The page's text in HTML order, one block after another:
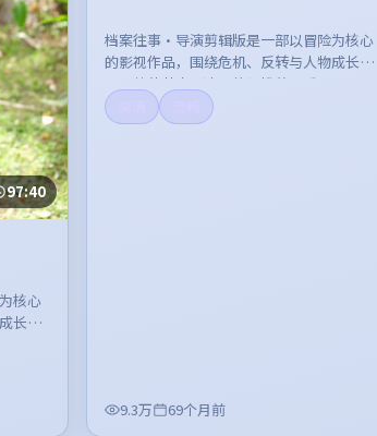
97:40
核心
长展
档案往事·导演剪辑版是一部以冒险为核心
的影视作品，围绕危机、反转与人物成长展
开，整体节奏紧凑，值得推荐观看。
9.3万 69个月前